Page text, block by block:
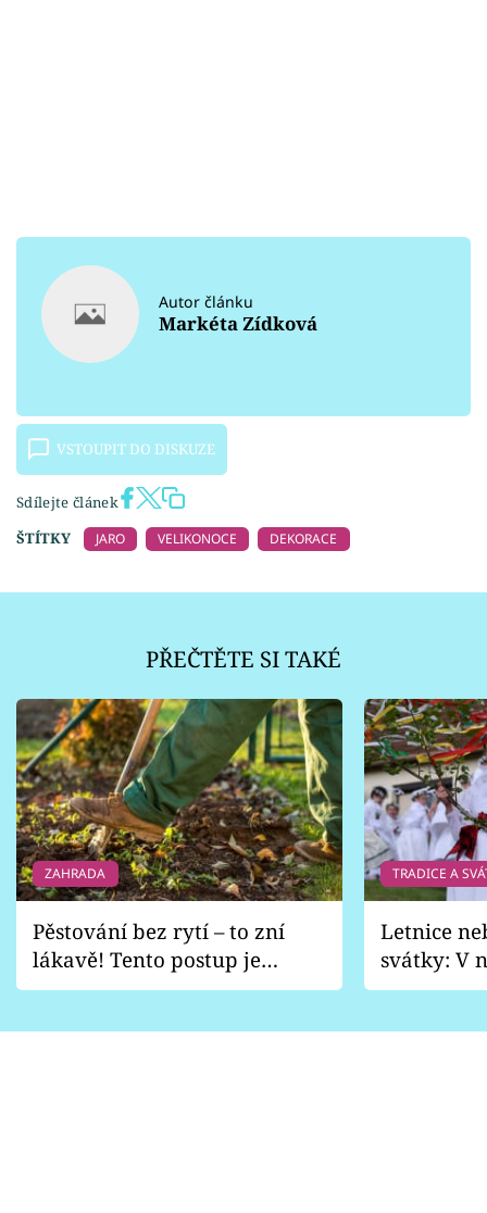
Autor článku
Markéta Zídková
VSTOUPIT DO DISKUZE
Sdílejte článek
ŠTÍTKY
JARO VELIKONOCE DEKORACE
PŘEČTĚTE SI TAKÉ
ZAHRADA
Pěstování bez rytí – to zní
lákavě! Tento postup je
vhodný jen pro některé
TRADICE A
Letnice
svátky: V
pondělí